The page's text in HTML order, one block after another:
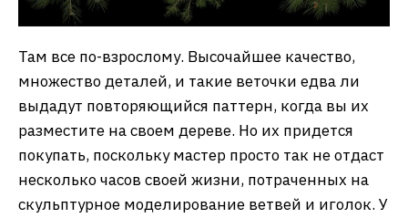
Там все по-взрослому. Высочайшее качество,
множество деталей, и такие веточки едва ли
выдадут повторяющийся паттерн, когда вы их
разместите на своем дереве. Но их придется
покупать, поскольку мастер просто так не отдаст
несколько часов своей жизни, потраченных на
скульптурное моделирование ветвей и иголок. У